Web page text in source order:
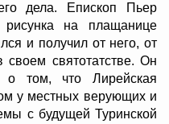
дела. Епископ Пьер
на плащанице
и получил от него, от
святотатстве. Он
о том, что Лирейская
у местных верующих и
с будущей Туринской